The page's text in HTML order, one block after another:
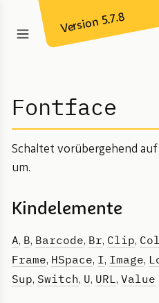
Version 5.7.8
Fontface
Schaltet vorübergehend
um.
Kindelemente
A, B, Barcode, Br, Clip,
Frame, HSpace, I, Image,
Sup, Switch, U, URL , Value